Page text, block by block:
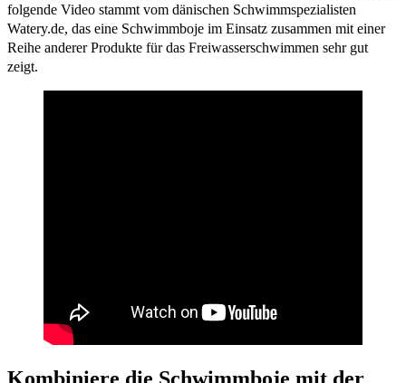
folgende Video stammt vom dänischen Schwimmspezialisten
Watery.de, das eine Schwimmboje im Einsatz zusammen mit einer
Reihe anderer Produkte für das Freiwasserschwimmen sehr gut
zeigt.